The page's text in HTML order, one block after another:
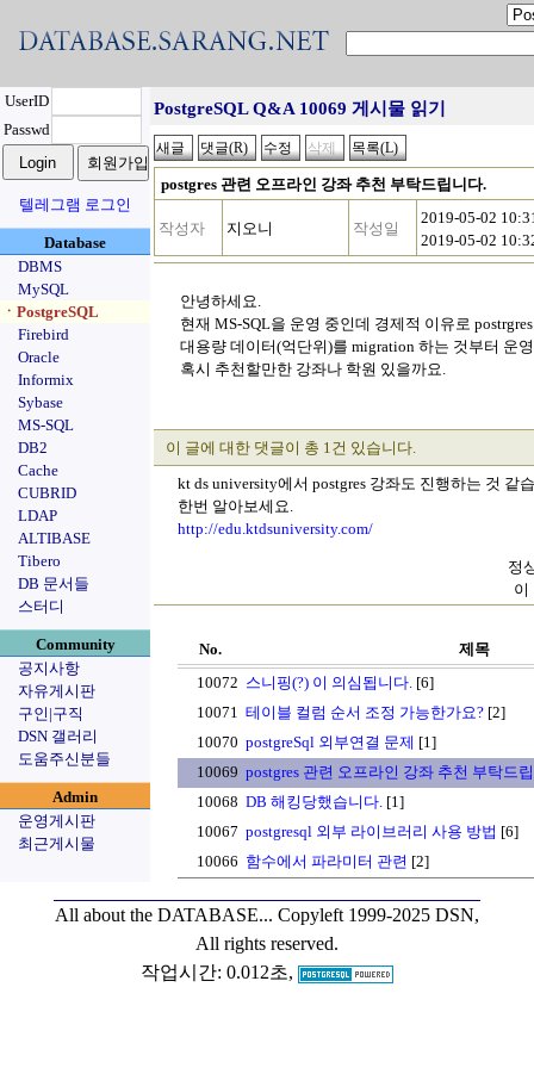
UserID
Passwd
텔레그램 로그인
Database
DBMS
MySQL
ㆍPostgreSQL
Firebird
Oracle
Informix
Sybase
MS-SQL
DB2
Cache
CUBRID
LDAP
ALTIBASE
Tibero
DB 문서들
스터디
Community
공지사항
자유게시판
구인|구직
DSN 갤러리
도움주신분들
Admin
운영게시판
최근게시물
PostgreSQL Q&A 10069 게시물 읽기
postgres 관련 오프라인 강좌 추천 부탁드립니다.
작성자 지오니 작성일
2019-05-02
2019-05-02
안녕하세요.
현재 MS-SQL을 운영 중인데 경제적 이유로
대용량 데이터(억단위)를 migration 하는 것부터 운
혹시 추천할만한 강좌나 학원 있을까요.
이 글에 대한 댓글이 총 1건 있습니다.
kt ds university에서 postgres 강좌도 진행하는 것 같
한번 알아보세요.
http://edu.ktdsuniversity.com/
정
이
No.
제목
10072 스니핑(?) 이 의심됩니다. [6]
10071 테이블 컬럼 순서 조정 가능한가요? [2]
10070 postgreSql 외부연결 문제 [1]
10069 postgres 관련 오프라인 강좌 추천 부탁드
10068 DB 해킹당했습니다. [1]
10067 postgresql 외부 라이브러리 사용 방법 [6]
10066 함수에서 파라미터 관련 [2]
All about the DATABASE... Copyleft 1999-2025 DSN,
All rights reserved.
작업시간: 0.012초,